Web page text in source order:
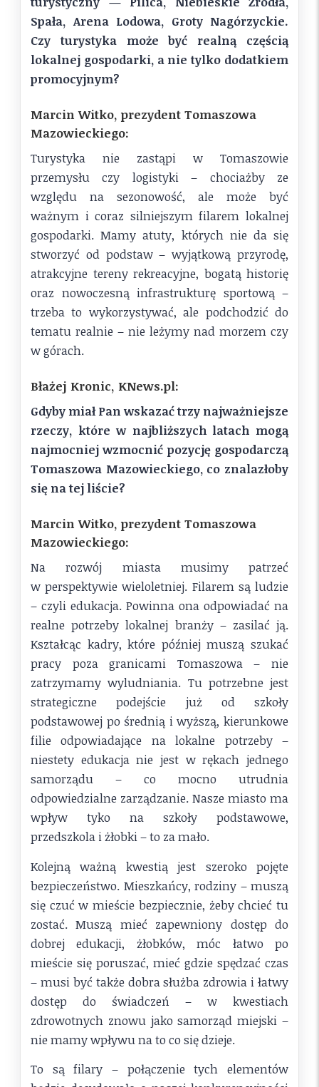
Spała, Arena Lodowa, Groty Nagórzyckie.
Czy turystyka może być realną częścią
lokalnej gospodarki, a nie tylko dodatkiem
promocyjnym?
Marcin Witko, prezydent Tomaszowa
Mazowieckiego:
Turystyka nie zastąpi w Tomaszowie
przemysłu czy logistyki – chociażby ze
względu na sezonowość, ale może być
ważnym i coraz silniejszym filarem lokalnej
gospodarki. Mamy atuty, których nie da się
stworzyć od podstaw – wyjątkową przyrodę,
atrakcyjne tereny rekreacyjne, bogatą historię
oraz nowoczesną infrastrukturę sportową –
trzeba to wykorzystywać, ale podchodzić do
tematu realnie – nie leżymy nad morzem czy
w górach.
Błażej Kronic, KNews.pl:
Gdyby miał Pan wskazać trzy najważniejsze
rzeczy, które w najbliższych latach mogą
najmocniej wzmocnić pozycję gospodarczą
Tomaszowa Mazowieckiego, co znalazłoby
się na tej liście?
Marcin Witko, prezydent Tomaszowa
Mazowieckiego:
Na rozwój miasta musimy patrzeć
w perspektywie wieloletniej. Filarem są ludzie
– czyli edukacja. Powinna ona odpowiadać na
realne potrzeby lokalnej branży – zasilać ją.
Kształcąc kadry, które później muszą szukać
pracy poza granicami Tomaszowa – nie
zatrzymamy wyludniania. Tu potrzebne jest
strategiczne podejście już od szkoły
podstawowej po średnią i wyższą, kierunkowe
filie odpowiadające na lokalne potrzeby –
niestety edukacja nie jest w rękach jednego
samorządu – co mocno utrudnia
odpowiedzialne zarządzanie. Nasze miasto ma
wpływ tyko na szkoły podstawowe,
przedszkola i żłobki – to za mało.
Kolejną ważną kwestią jest szeroko pojęte
bezpieczeństwo. Mieszkańcy, rodziny – muszą
się czuć w mieście bezpiecznie, żeby chcieć tu
zostać. Muszą mieć zapewniony dostęp do
dobrej edukacji, żłobków, móc łatwo po
mieście się poruszać, mieć gdzie spędzać czas
– musi być także dobra służba zdrowia i łatwy
dostęp do świadczeń – w kwestiach
zdrowotnych znowu jako samorząd miejski –
nie mamy wpływu na to co się dzieje.
To są filary – połączenie tych elementów